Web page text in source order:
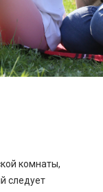
комнаты,
следует